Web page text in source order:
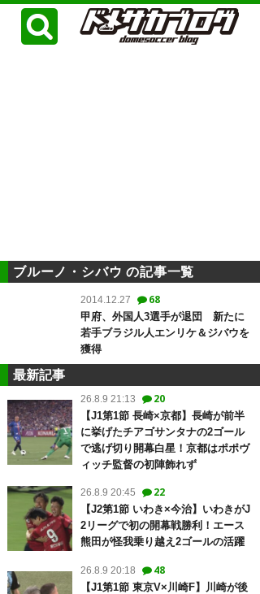
ブルーノ・シバウ の記事一覧
2014.12.27 68
甲府、外国人3選手が退団 新たに
若手ブラジル人エンリケ＆ジバウを
獲得
最新記事
26.8.9 21:13 20
【J1第1節 長崎×京都】長崎が前半
に挙げたチアゴサンタナの2ゴール
で逃げ切り開幕白星！京都はポポヴ
ィッチ監督の初陣飾れず
26.8.9 20:45 22
【J2第1節 いわき×今治】いわきがJ
2リーグで初の開幕戦勝利！エース
熊田が怪我乗り越え2ゴールの活躍
26.8.9 20:18 48
【J1第1節 東京V×川崎F】川崎が後